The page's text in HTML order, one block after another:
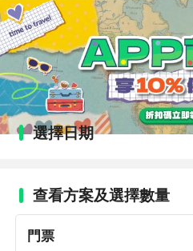
選擇日期
查看方案及選擇數量
門票